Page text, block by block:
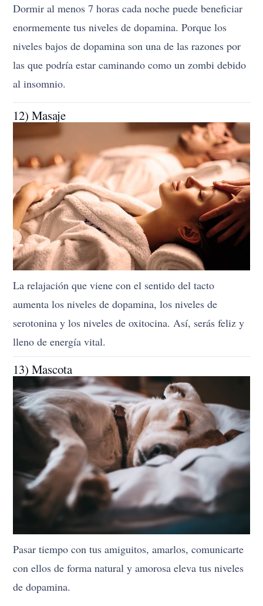
Dormir al menos 7 horas cada noche puede beneficiar
enormemente tus niveles de dopamina. Porque los
niveles bajos de dopamina son una de las razones por
las que podría estar caminando como un zombi debido
al insomnio.
12) Masaje
La relajación que viene con el sentido del tacto
aumenta los niveles de dopamina, los niveles de
serotonina y los niveles de oxitocina. Así, serás feliz y
lleno de energía vital.
13) Mascota
Pasar tiempo con tus amiguitos, amarlos, comunicarte
con ellos de forma natural y amorosa eleva tus niveles
de dopamina.